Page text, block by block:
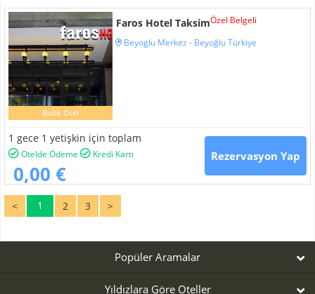
Butik Otel
Faros Hotel TaksimÖzel Belgeli
Beyoglu Merkez - Beyoğlu Türkiye
1 gece 1 yetişkin için toplam
Otelde Ödeme Kredi Kartı
0,00 €
Rezervasyon Yap
< 1 2 3 >
Popüler Aramalar
Yıldızlara Göre Oteller